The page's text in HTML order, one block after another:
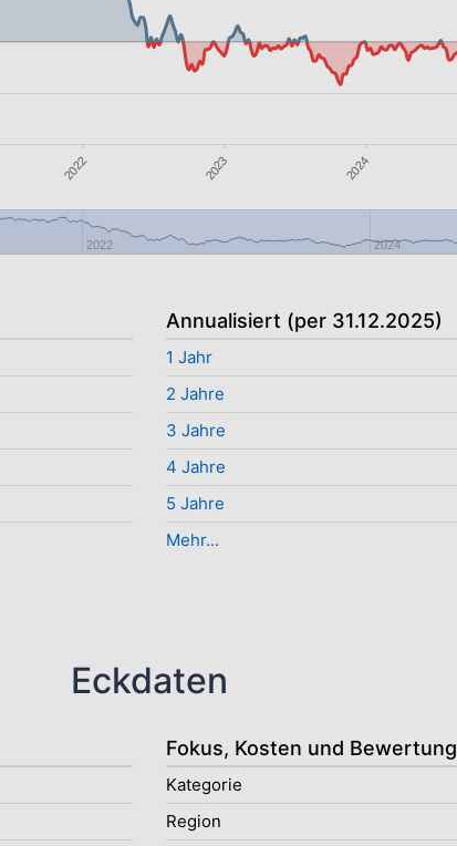
2022 2023 2024
2022 2024
Annualisiert (per 31.12.2025)
1 Jahr
2 Jahre
3 Jahre
4 Jahre
5 Jahre
Mehr...
Eckdaten
Fokus, Kosten und Bewertung
Kategorie
Region